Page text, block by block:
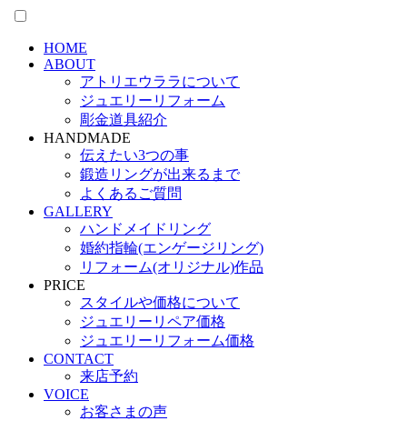
HOME
ABOUT
アトリエウララについて
ジュエリーリフォーム
彫金道具紹介
HANDMADE
伝えたい3つの事
鍛造リングが出来るまで
よくあるご質問
GALLERY
ハンドメイドリング
婚約指輪(エンゲージリング)
リフォーム(オリジナル)作品
PRICE
スタイルや価格について
ジュエリーリペア価格
ジュエリーリフォーム価格
CONTACT
来店予約
VOICE
お客さまの声